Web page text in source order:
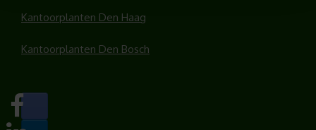
Kantoorplanten Den Haag
Kantoorplanten Den Bosch